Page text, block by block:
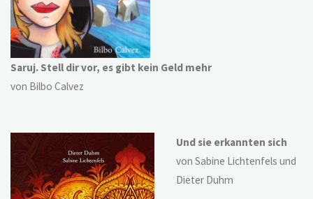
Saruj. Stell dir vor, es gibt kein Geld mehr
von Bilbo Calvez
Und sie erkannten sich
von Sabine Lichtenfels und
Dieter Duhm